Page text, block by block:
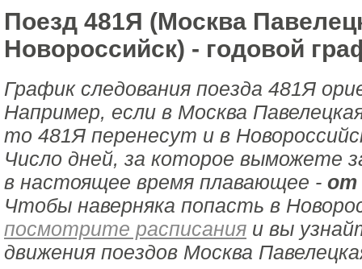
Поезд 481Я (Москва
Новороссийск) - годовой
График следования поезда 481Я
Например, если в Москва
то 481Я перенесут и в
Число дней, за которое выможете
в настоящее время плавающее - от
Чтобы наверняка попасть в
посмотрите расписания и вы
движения поездов Москва